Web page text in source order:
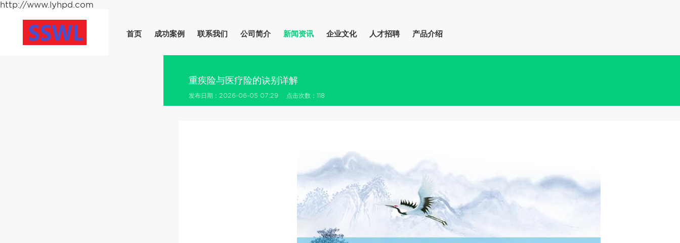
http://www.lyhpd.com
首页 成功案例 联系我们 公司简介 新闻资讯 企业文化 人才招聘 产品介绍
重疾险与医疗险的诀别详解
发布日期：2026-06-05 07:29 点击次数：118